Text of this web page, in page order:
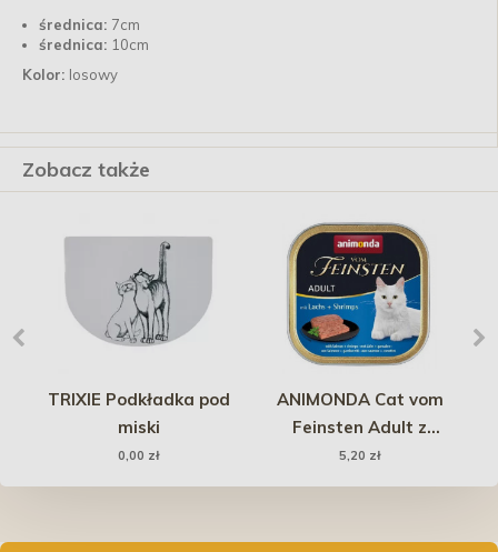
średnica: 7cm
średnica: 10cm
Kolor: losowy
Zobacz także
TRIXIE Podkładka pod
miski
0,00 zł
ANIMONDA Cat vom
Feinsten Adult z
Łososiem i Krewetkami
100g
5,20 zł